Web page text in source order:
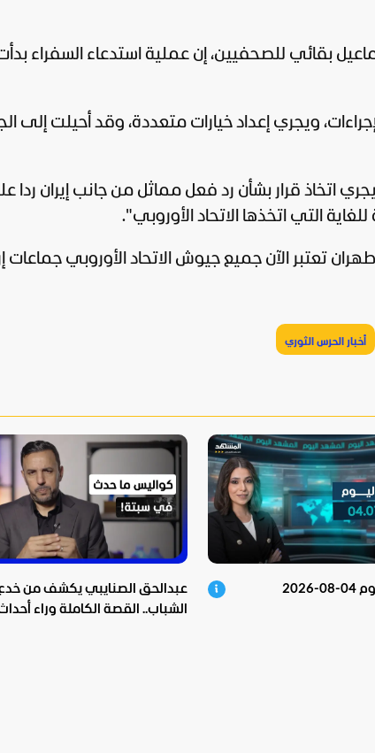
بقائي للصحفيين، إن عملية استدعاء السفراء
ويجري إعداد خيارات متعددة، وقد أحيلت إلى
اتخاذ قرار بشأن رد فعل مماثل من جانب إيران ردا
التي اتخذها الاتحاد الأوروبي".
تعتبر الآن جميع جيوش الاتحاد الأوروبي جماعات
أخبار الحرس الثوري
عبدالحق الصنايبي يكشف من
الشباب.. القصة الكاملة وراء